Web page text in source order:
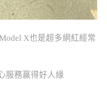
X也是超多網紅經常
服務贏得好人緣